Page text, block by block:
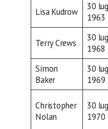
Lisa Kudrow
30
1963
Terry Crews
30
1968
Simon
Baker
30
1969
Christopher
Nolan
30
1970